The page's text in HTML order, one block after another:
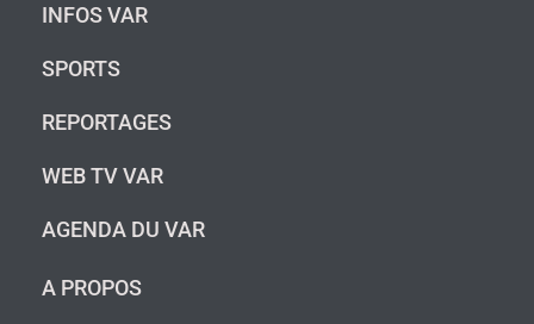
INFOS VAR
SPORTS
REPORTAGES
WEB TV VAR
AGENDA DU VAR
A PROPOS